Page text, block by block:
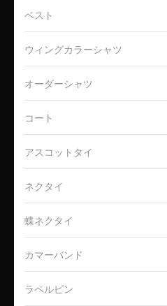
ベスト
ウィングカラーシャツ
オーダーシャツ
コート
アスコットタイ
ネクタイ
蝶ネクタイ
カマーバンド
ラペルピン